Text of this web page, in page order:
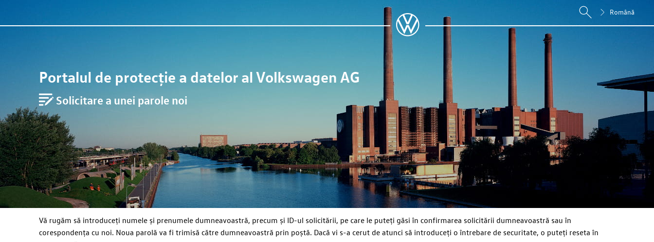
Română
Portalul de protecție a datelor alVolkswagen AG
Solicitare a unei parole noi
Vă rugăm să introduceți numele și prenumele dumneavoastră, precum și ID-ul solicitării, pe care le puteți găsi în confirmarea solicitării dumneavoastră sau în
corespondența cu noi. Noua parolă va fi trimisă către dumneavoastră prin poștă. Dacă vi s-a cerut de atunci să introduceți o întrebare de securitate, o puteți reseta în